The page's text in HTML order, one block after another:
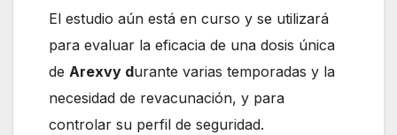
El estudio aún está en curso y se utilizará
para evaluar la eficacia de una dosis única
de Arexvy durante varias temporadas y la
necesidad de revacunación, y para
controlar su perfil de seguridad.